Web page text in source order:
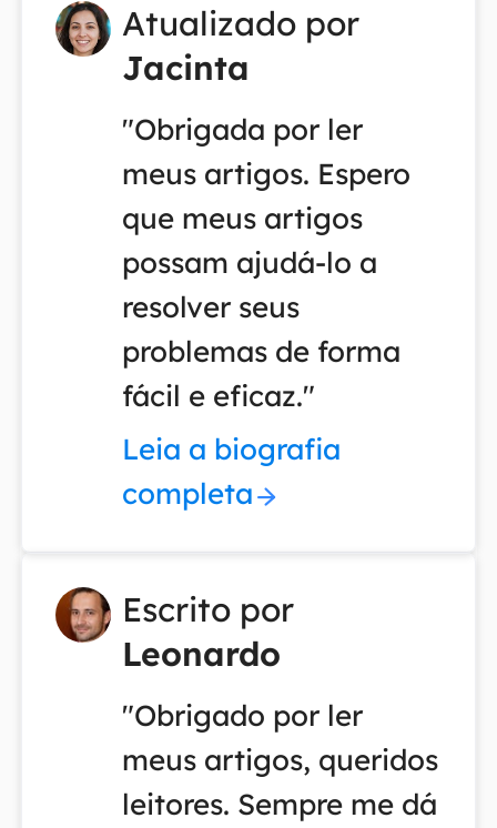
Atualizado por
Jacinta
"Obrigada por ler
meus artigos. Espero
que meus artigos
possam ajudá-lo a
resolver seus
problemas de forma
fácil e eficaz."
Leia a biografia
completa
Escrito por
Leonardo
"Obrigado por ler
meus artigos, queridos
leitores. Sempre me dá